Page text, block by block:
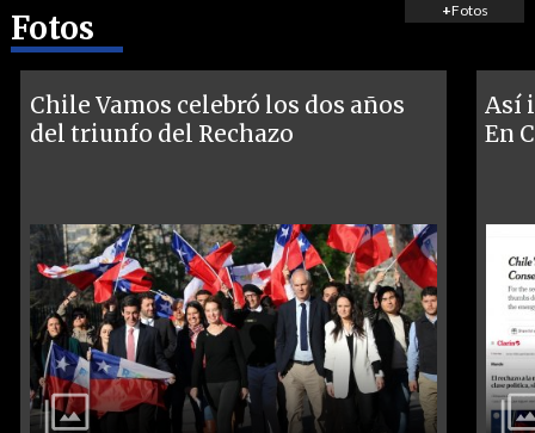
Fotos +Fotos
Chile Vamos celebró los dos años
del triunfo del Rechazo
Así
En